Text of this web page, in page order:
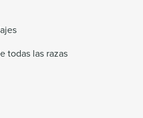
todas las razas